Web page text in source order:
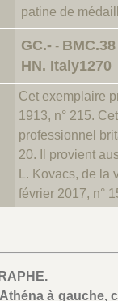
patine de
GC.- - BMC.38
HN. Italy1270
Cet exemplaire
1913, n° 215.
professionnel
20. Il provient
L. Kovacs, de
février 2017, n°
à gauche,